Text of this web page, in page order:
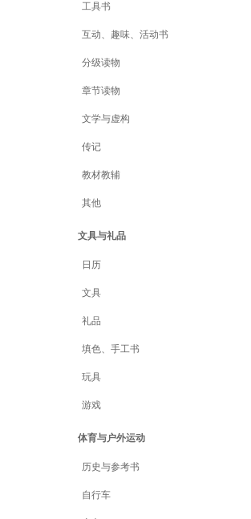
工具书
互动、趣味、活动书
分级读物
章节读物
文学与虚构
传记
教材教辅
其他
文具与礼品
日历
文具
礼品
填色、手工书
玩具
游戏
体育与户外运动
历史与参考书
自行车